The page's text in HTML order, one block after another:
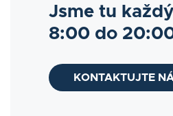
Jsme tu
8:00 do
KONTAKTUJTE